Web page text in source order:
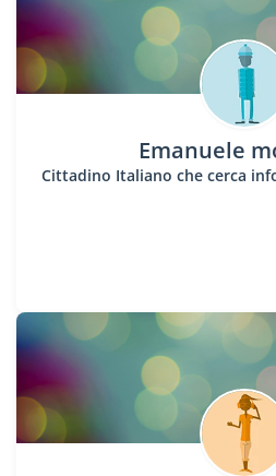
Emanuele
Cittadino Italiano che cerca